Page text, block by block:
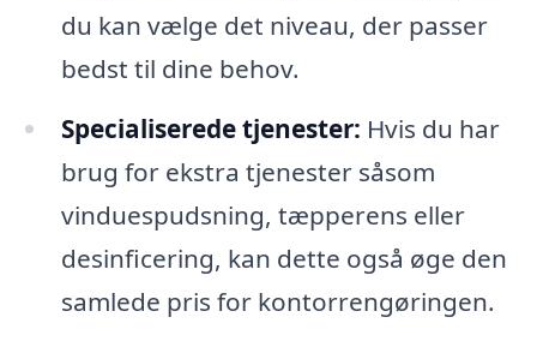
du kan vælge det niveau, der passer
bedst til dine behov.
Specialiserede tjenester: Hvis du har
brug for ekstra tjenester såsom
vinduespudsning, tæpperens eller
desinficering, kan dette også øge den
samlede pris for kontorrengøringen.